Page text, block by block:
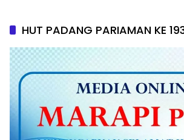
HUT PADANG PARIAMAN KE